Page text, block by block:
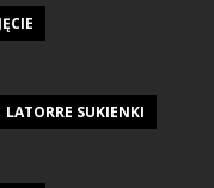
LATORRE SUKIENKI